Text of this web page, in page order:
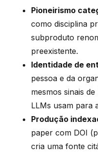
Pioneirismo
como disciplina
subproduto
preexistente.
Identidade de
pessoa e da
mesmos sinais
LLMs usam para
Produção
paper com DOI
cria uma fonte